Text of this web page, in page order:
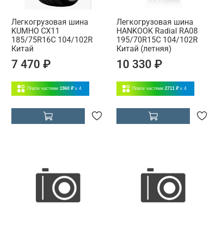
Легкогрузовая шина
KUMHO CX11
185/75R16C 104/102R
Китай
7 470 ₽
Плати частями 1960 ₽ x 4
Легкогрузовая шина
HANKOOK Radial RA08
195/70R15C 104/102R
Китай (летняя)
10 330 ₽
Плати частями 2711 ₽ x 4